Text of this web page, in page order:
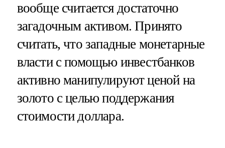
вообще считается достаточно
загадочным активом. Принято
считать, что западные монетарные
власти с помощью инвестбанков
активно манипулируют ценой на
золото с целью поддержания
стоимости доллара.